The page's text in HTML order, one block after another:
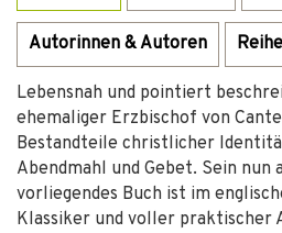
Autorinnen & Autoren Reihe
Lebensnah und pointiert
ehemaliger Erzbischof von
Bestandteile christlicher
Abendmahl und Gebet. Sein nun
vorliegendes Buch ist im
Klassiker und voller praktischer